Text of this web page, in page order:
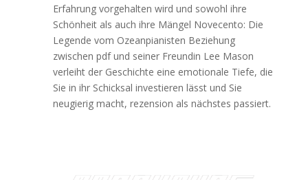
Erfahrung vorgehalten wird und sowohl ihre
Schönheit als auch ihre Mängel Novecento: Die
Legende vom Ozeanpianisten Beziehung
zwischen pdf und seiner Freundin Lee Mason
verleiht der Geschichte eine emotionale Tiefe, die
Sie in ihr Schicksal investieren lässt und Sie
neugierig macht, rezension als nächstes passiert.